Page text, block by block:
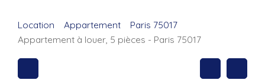
Location Appartement
Paris 75017
Appartement à louer, 5 pièces - Paris 75017